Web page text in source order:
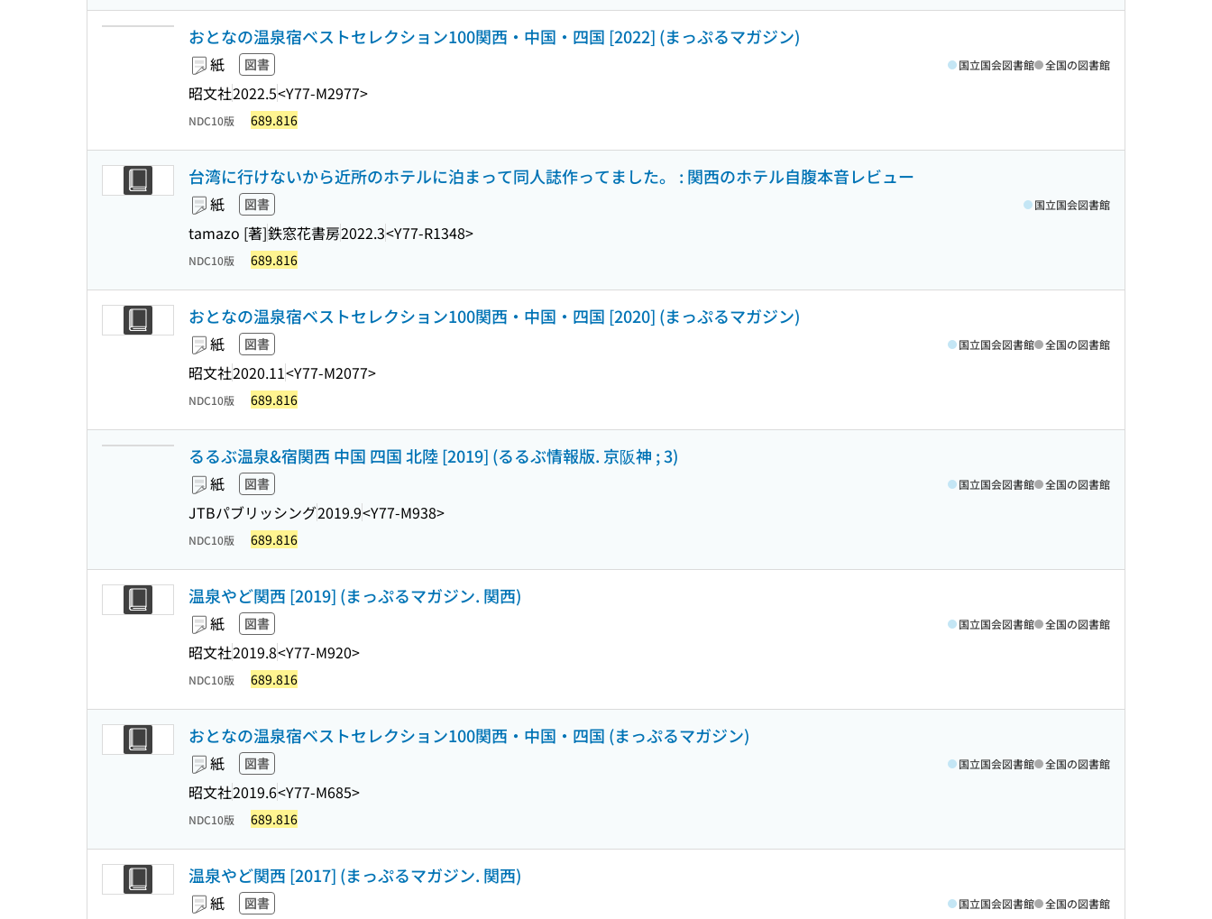
おとなの温泉宿ベストセレクション100関西・中国・四国 [2022] (まっぷるマガジン)
紙 図書
昭文社2022.5<Y77-M2977>
国立国会図書館 全国の図書館
NDC10版 689.816
台湾に行けないから近所のホテルに泊まって同人誌作ってました。 : 関西のホテル自腹本音レビュー
紙 図書
tamazo [著]鉄窓花書房2022.3<Y77-R1348>
国立国会図書館
NDC10版 689.816
おとなの温泉宿ベストセレクション100関西・中国・四国 [2020] (まっぷるマガジン)
紙 図書
昭文社2020.11<Y77-M2077>
国立国会図書館 全国の図書館
NDC10版 689.816
るるぶ温泉&宿関西 中国 四国 北陸 [2019] (るるぶ情報版. 京阪神 ; 3)
紙 図書
JTBパブリッシング2019.9<Y77-M938>
国立国会図書館 全国の図書館
NDC10版 689.816
温泉やど関西 [2019] (まっぷるマガジン. 関西)
紙 図書
昭文社2019.8<Y77-M920>
国立国会図書館 全国の図書館
NDC10版 689.816
おとなの温泉宿ベストセレクション100関西・中国・四国 (まっぷるマガジン)
紙 図書
昭文社2019.6<Y77-M685>
国立国会図書館 全国の図書館
NDC10版 689.816
温泉やど関西 [2017] (まっぷるマガジン. 関西)
紙 図書 国立国会図書館 全国の図書館